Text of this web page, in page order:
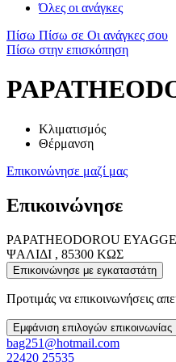
Όλες οι ανάγκες
Πίσω Πίσω σε Οι ανάγκες σου
Πίσω στην επισκόπηση
Κλιματισμός
Θέρμανση
Επικοινώνησε μαζί μας
Επικοινώνησε
PAPATHEODOROU
ΨΑΛΙΔΙ , 85300 ΚΩΣ
Επικοινώνησε με εγκαταστάτη
Προτιμάς να επικοινωνήσεις
Εμφάνιση επιλογών επικοινωνίας
bag251@hotmail.com
22420 25535